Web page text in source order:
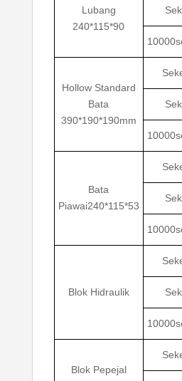
Lubang
240*115*90
Hollow Standard
Bata
390*190*190mm
Bata
Piawai240*115*53
Blok Hidraulik
Blok Pepejal